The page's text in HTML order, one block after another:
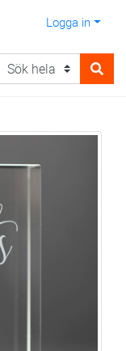
Logga in